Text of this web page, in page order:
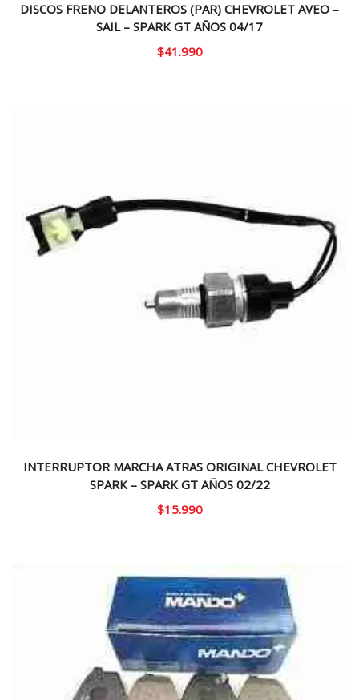
DISCOS FRENO DELANTEROS (PAR) CHEVROLET AVEO –
SAIL – SPARK GT AÑOS 04/17
$41.990
INTERRUPTOR MARCHA ATRAS ORIGINAL CHEVROLET
SPARK – SPARK GT AÑOS 02/22
$15.990